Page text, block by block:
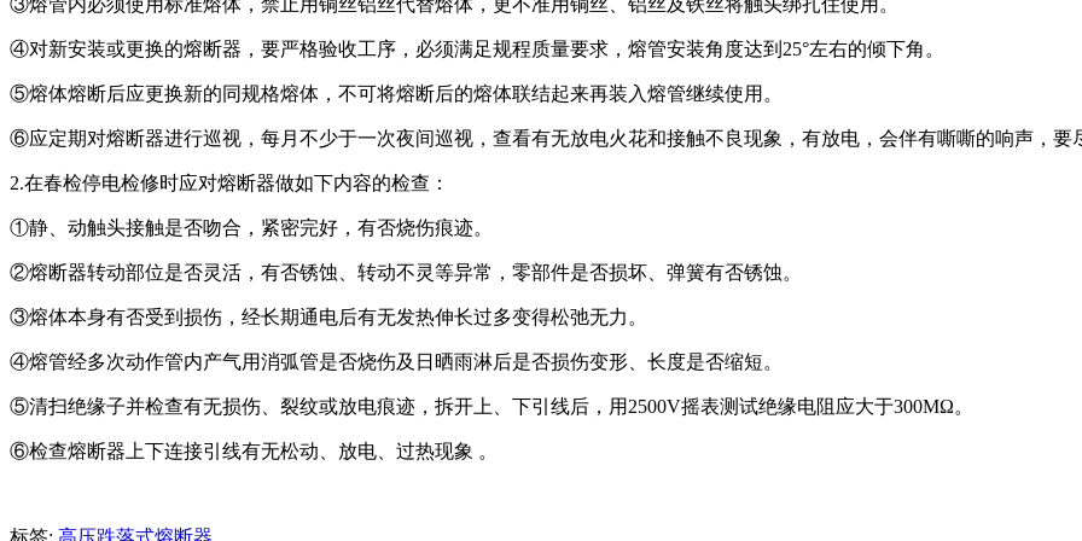
③熔管内必须使用标准熔体，禁止用铜丝铝丝代替熔体，更不准用铜丝、铝丝及铁丝将触头绑扎住使用。
④对新安装或更换的熔断器，要严格验收工序，必须满足规程质量要求，熔管安装角度达到25°左右的倾下角。
⑤熔体熔断后应更换新的同规格熔体，不可将熔断后的熔体联结起来再装入熔管继续使用。
⑥应定期对熔断器进行巡视，每月不少于一次夜间巡视，查看有无放电火花和接触不良现象，有放电，会伴有嘶嘶的响声，要
2.在春检停电检修时应对熔断器做如下内容的检查：
①静、动触头接触是否吻合，紧密完好，有否烧伤痕迹。
②熔断器转动部位是否灵活，有否锈蚀、转动不灵等异常，零部件是否损坏、弹簧有否锈蚀。
③熔体本身有否受到损伤，经长期通电后有无发热伸长过多变得松弛无力。
④熔管经多次动作管内产气用消弧管是否烧伤及日晒雨淋后是否损伤变形、长度是否缩短。
⑤清扫绝缘子并检查有无损伤、裂纹或放电痕迹，拆开上、下引线后，用2500V摇表测试绝缘电阻应大于300MΩ。
⑥检查熔断器上下连接引线有无松动、放电、过热现象 。